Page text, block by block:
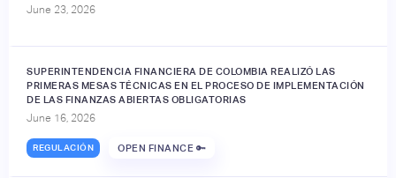
June 23, 2026
SUPERINTENDENCIA FINANCIERA DE COLOMBIA REALIZÓ LAS
PRIMERAS MESAS TÉCNICAS EN EL PROCESO DE IMPLEMENTACIÓN
DE LAS FINANZAS ABIERTAS OBLIGATORIAS
June 16, 2026
REGULACIÓN OPEN FINANCE 🔑